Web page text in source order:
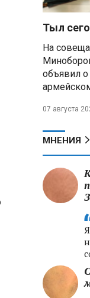
Тыл
На
объявил
07 августа
МНЕНИЯ